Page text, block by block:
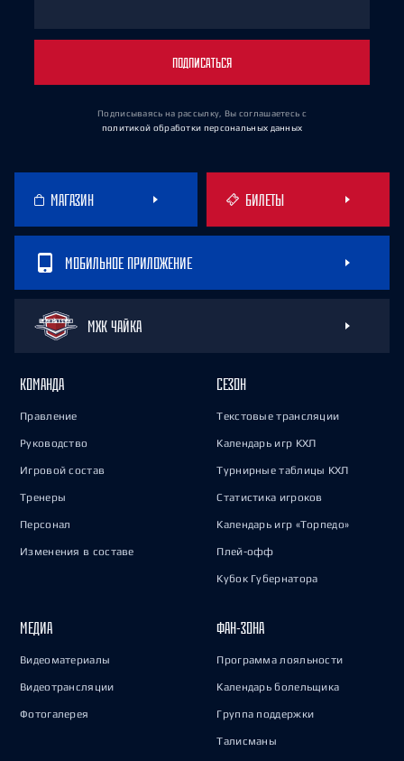
ПОДПИСАТЬСЯ
Подписываясь на рассылку, Вы соглашаетесь с
политикой обработки персональных данных
МАГАЗИН БИЛЕТЫ
МОБИЛЬНОЕ ПРИЛОЖЕНИЕ
МХК ЧАЙКА
КОМАНДА
Правление
Руководство
Игровой состав
Тренеры
Персонал
Изменения в составе
СЕЗОН
Текстовые трансляции
Календарь игр КХЛ
Турнирные таблицы КХЛ
Статистика игроков
Календарь игр «Торпедо»
Плей-офф
Кубок Губернатора
МЕДИА
Видеоматериалы
Видеотрансляции
Фотогалерея
ФАН-ЗОНА
Программа лояльности
Календарь болельщика
Группа поддержки
Талисманы